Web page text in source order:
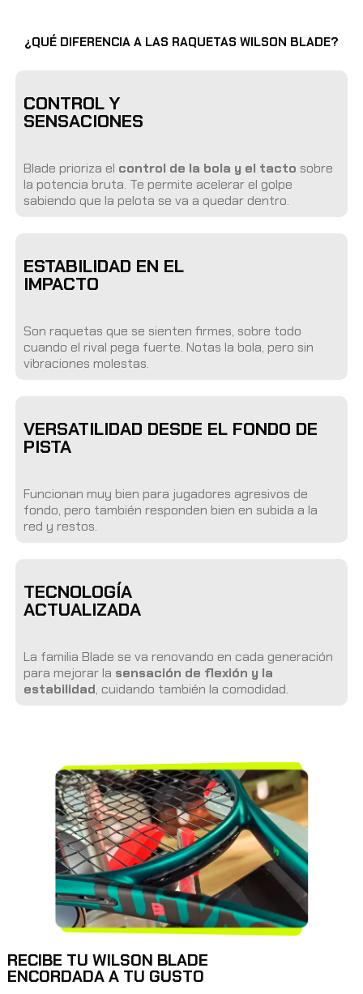
¿QUÉ DIFERENCIA A LAS RAQUETAS WILSON BLADE?
CONTROL Y
SENSACIONES
Blade prioriza el control de la bola y el tacto sobre
la potencia bruta. Te permite acelerar el golpe
sabiendo que la pelota se va a quedar dentro.
ESTABILIDAD EN EL
IMPACTO
Son raquetas que se sienten firmes, sobre todo
cuando el rival pega fuerte. Notas la bola, pero sin
vibraciones molestas.
VERSATILIDAD DESDE EL FONDO DE
PISTA
Funcionan muy bien para jugadores agresivos de
fondo, pero también responden bien en subida a la
red y restos.
TECNOLOGÍA
ACTUALIZADA
La familia Blade se va renovando en cada generación
para mejorar la sensación de flexión y la
estabilidad, cuidando también la comodidad.
RECIBE TU WILSON BLADE
ENCORDADA A TU GUSTO